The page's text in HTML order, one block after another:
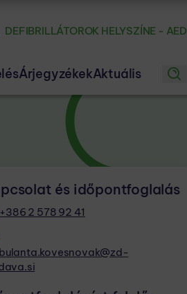
DEFIBRILLÁTOROK HELYSZÍNE - AED
ÁrjegyzékekAktuális
és időpontfoglalás
+386 2 578 92 41